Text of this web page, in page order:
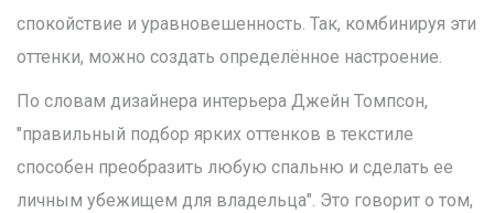
спокойствие и уравновешенность. Так, комбинируя эти
оттенки, можно создать определённое настроение.
По словам дизайнера интерьера Джейн Томпсон,
"правильный подбор ярких оттенков в текстиле
способен преобразить любую спальню и сделать ее
личным убежищем для владельца". Это говорит о том,